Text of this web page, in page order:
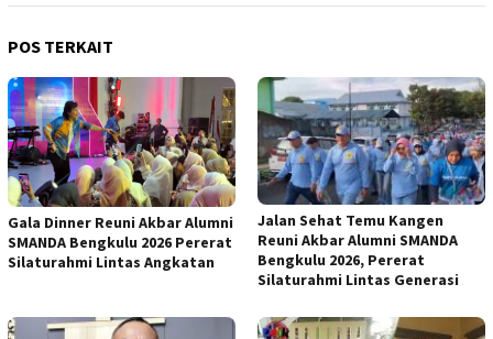
POS TERKAIT
Gala Dinner Reuni Akbar Alumni
SMANDA Bengkulu 2026 Pererat
Silaturahmi Lintas Angkatan
Jalan Sehat Temu Kangen
Reuni Akbar Alumni SMANDA
Bengkulu 2026, Pererat
Silaturahmi Lintas Generasi